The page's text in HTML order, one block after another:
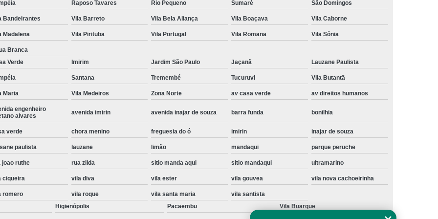
Instalação de Maquina de Lavar Roupa
Instalação de Maquina de Lavar Samsung
Instalação para Maquina de Lavar Roupa
Instalar Maquina de Lavar Samsung
Instalar Maquina Lavar Roupa
Maquina de Lavar Roupa Instalação
Samsung Instalação Maquina de Lavar
Instalação de Lava e Seca
Instalação de Lava e Seca Samsung
Instalação de Maquina Lava e Seca
Instalação Lava e Seca
Instalação Lava e Seca Samsung
Instalação Lava Seca
Instalação Maquina Lava e Seca
Instalação Maquina Lava e Seca Samsung
Instalação Samsung Lava e Seca
Lava e Seca Instalação
Lava e Seca Samsung Instalação
Samsung Instalação Lava e Seca
Manutenção de Fogão
Manutenção de Fogão a Gas
Manutenção de Fogão Electrolux
Manutenção em Fogão
Raposo Tavares Rio Pequeno Sumaré São Domingos
Bandeirantes Vila Barreto Vila Bela Aliança Vila Boaçava Vila Caborne
Madalena Vila Pirituba Vila Portugal Vila Romana Vila Sônia
Branca
Verde Imirim Jardim São Paulo Jaçanã Lauzane Paulista
Santana Tremembé Tucuruvi Vila Butantã
Maria Vila Medeiros Zona Norte av casa verde av direitos humanos
engenheiro
alvares
avenida imirin avenida inajar de souza barra funda bonilhia
verde chora menino freguesia do ó imirin inajar de souza
paulista lauzane limão mandaqui parque peruche
joao ruthe rua zilda sitio manda aqui sitio mandaqui ultramarino
ciqueira vila diva vila ester vila gouvea vila nova cachoeirinha
romero vila roque vila santa maria
vila santista
Higienópolis Pacaembu
Vila Buarque